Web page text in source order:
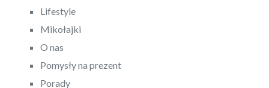
Lifestyle
Mikołajki
O nas
Pomysły na prezent
Porady